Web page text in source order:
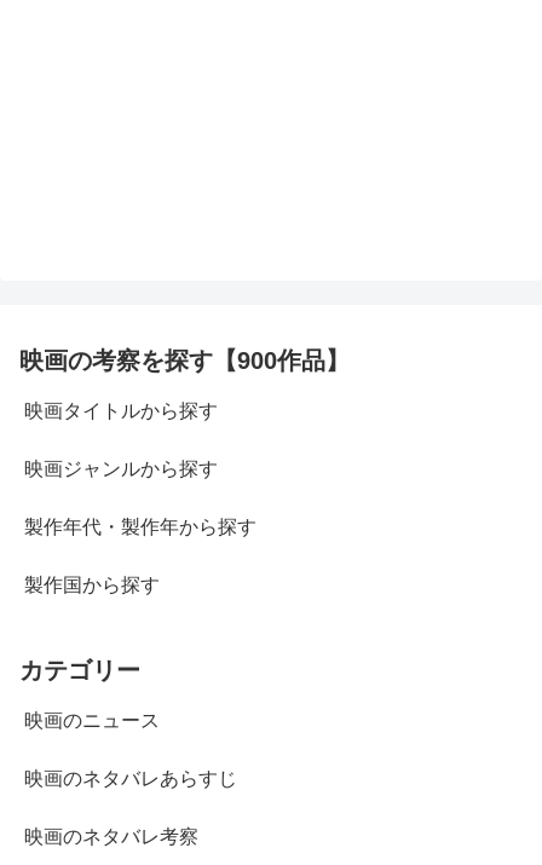
映画の考察を探す【900作品】
映画タイトルから探す
映画ジャンルから探す
製作年代・製作年から探す
製作国から探す
カテゴリー
映画のニュース
映画のネタバレあらすじ
映画のネタバレ考察